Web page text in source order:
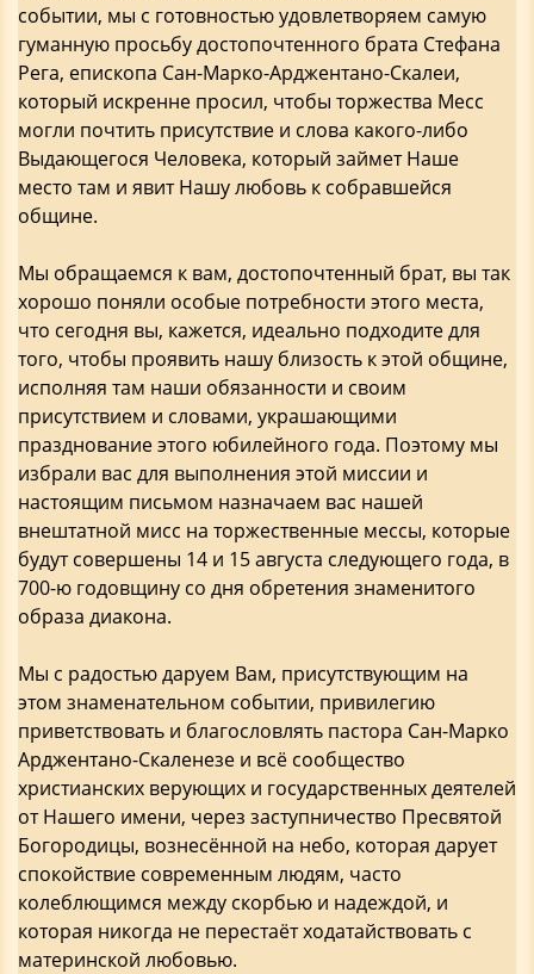
событии, мы с готовностью удовлетворяем самую
гуманную просьбу достопочтенного брата Стефана
Рега, епископа Сан-Марко-Арджентано-Скалеи,
который искренне просил, чтобы торжества Месс
могли почтить присутствие и слова какого-либо
Выдающегося Человека, который займет Наше
место там и явит Нашу любовь к собравшейся
общине.
Мы обращаемся к вам, достопочтенный брат, вы так
хорошо поняли особые потребности этого места,
что сегодня вы, кажется, идеально подходите для
того, чтобы проявить нашу близость к этой общине,
исполняя там наши обязанности и своим
присутствием и словами, украшающими
празднование этого юбилейного года. Поэтому мы
избрали вас для выполнения этой миссии и
настоящим письмом назначаем вас нашей
внештатной мисс на торжественные мессы, которые
будут совершены 14 и 15 августа следующего года, в
700-ю годовщину со дня обретения знаменитого
образа диакона.
Мы с радостью даруем Вам, присутствующим на
этом знаменательном событии, привилегию
приветствовать и благословлять пастора Сан-Марко
Арджентано-Скаленезе и всё сообщество
христианских верующих и государственных деятелей
от Нашего имени, через заступничество Пресвятой
Богородицы, вознесённой на небо, которая дарует
спокойствие современным людям, часто
колеблющимся между скорбью и надеждой, и
которая никогда не перестаёт ходатайствовать с
материнской любовью.